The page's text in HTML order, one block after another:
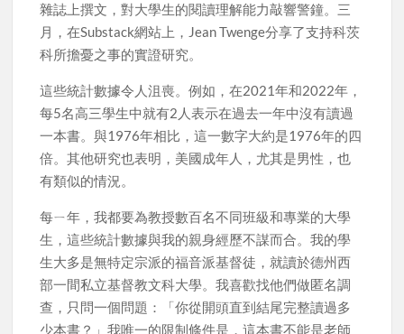
雜誌上撰文，對大學生的閱讀理解能力敲響警鐘。三
月，在Substack網站上，Jean Twenge分享了支持科茨
科所擔憂之事的實證研究。
這些統計數據令人沮喪。例如，在2021年和2022年，
每5名高三學生中就有2人表示在過去一年中沒有讀過
一本書。與1976年相比，這一數字大約是1976年的四
倍。其他研究也表明，美國成年人，尤其是男性，也
有類似的情況。
每ㄧ年，我都要為教授數百名不同班級和專業的大學
生，這些統計數據與我的親身經歷不謀而合。我的學
生大多是無特定宗派的福音派基督徒，就讀於德州西
部一間私立基督教文科大學。我喜歡找他們做匿名調
查，只問一個問題：「你從開頭直到結尾完整讀過多
少本書？」我唯一的限制條件是，這本書不能是老師